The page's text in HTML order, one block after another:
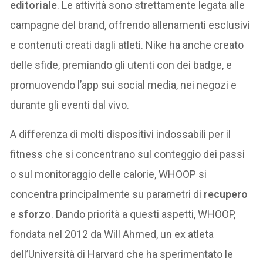
editoriale. Le attività sono strettamente legata alle
campagne del brand, offrendo allenamenti esclusivi
e contenuti creati dagli atleti. Nike ha anche creato
delle sfide, premiando gli utenti con dei badge, e
promuovendo l’app sui social media, nei negozi e
durante gli eventi dal vivo.
A differenza di molti dispositivi indossabili per il
fitness che si concentrano sul conteggio dei passi
o sul monitoraggio delle calorie, WHOOP si
concentra principalmente su parametri di recupero
esforzo. Dando priorità a questi aspetti, WHOOP,
fondata nel 2012 da Will Ahmed, un ex atleta
dell’Università di Harvard che ha sperimentato le